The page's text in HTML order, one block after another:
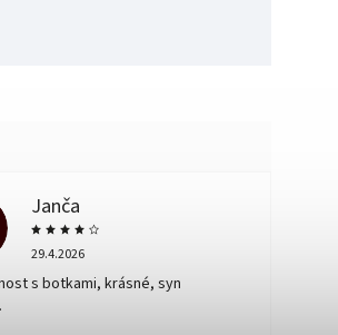
Janča
29.4.2026
s botkami, krásné, syn